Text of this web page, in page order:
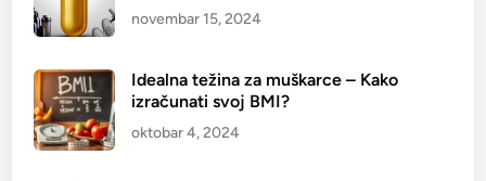
novembar 15, 2024
Idealna težina za muškarce – Kako
izračunati svoj BMI?
oktobar 4, 2024